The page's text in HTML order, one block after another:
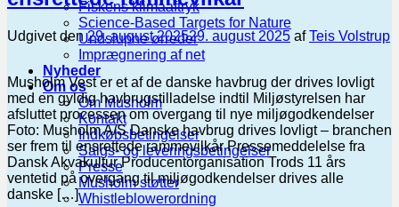
Fiskens klimaaftryk
Science-Based Targets for Nature
Undslupne ørreder
Imprægnering af net
Nyheder
Om os
Om Musholm
Kontakt
Indkøbsbetingelser
Salgs- og leveringsbetingelser
Presse
Musholm støtter
Whistleblowerordning
Udgivet den29. august 202529. august 2025 afTeis Volstrup
Musholm Vest er et af de danske havbrug der drives lovligt
med en gyldig havbrugstilladelse indtil Miljøstyrelsen har
afsluttet processen om overgang til nye miljøgodkendelser
Foto: Musholm A/S Danske havbrug drives lovligt – branchen
ser frem til ensrettede rammevilkår Pressemeddelelse fra
Dansk Akvakultur Producentorganisation Trods 11 års
ventetid på overgang til miljøgodkendelser drives alle
danske […]